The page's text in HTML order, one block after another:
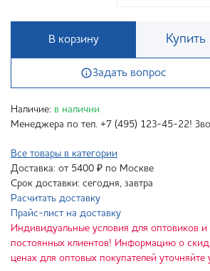
В корзину Купить
Задать вопрос
Наличие: в наличии
Менеджера по тел. +7 (495) 123-45-22!
Все товары в категории
Доставка: от 5400 ₽ по Москве
Срок доставки: сегодня, завтра
Расчитать доставку
Прайс-лист на доставку
Индивидуальные условия для оптовиков и
постоянных клиентов! Информацию о
ценах для оптовых покупателей уточняйте